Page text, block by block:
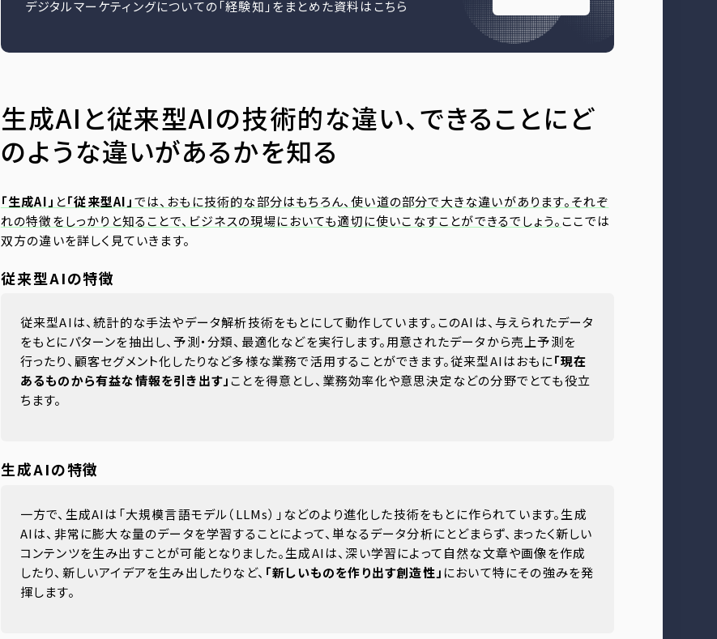
デジタルマーケティングについての「経験知」をまとめた資料はこちら
生成AIと従来型AIの技術的な違い、できることにど
のような違いがあるかを知る
「生成AI」 と「従来型AI」では、おもに技術的な部分はもちろん、使い道の部分で大きな違いがあります。それぞ
れの特徴をしっかりと知ることで、ビジネスの現場においても適切に使いこなすことができるでしょう。ここでは
双方の違いを詳しく見ていきます。
従来型AIの特徴
従来型AIは、統計的な手法やデータ解析技術をもとにして動作しています。このAIは、与えられたデータ
をもとにパターンを抽出し、予測・分類、最適化などを実行します。用意されたデータから売上予測を
行ったり、顧客セグメント化したりなど多様な業務で活用することができます。従来型AIはおもに「現在
あるものから有益な情報を引き出す」ことを得意とし、業務効率化や意思決定などの分野でとても役立
ちます。
生成AIの特徴
一方で、生成AIは「大規模言語モデル（LLMs）」などのより進化した技術をもとに作られています。生成
AIは、非常に膨大な量のデータを学習することによって、単なるデータ分析にとどまらず、まったく新しい
コンテンツを生み出すことが可能となりました。生成AIは、深い学習によって自然な文章や画像を作成
したり、新しいアイデアを生み出したりなど、 「新しいものを作り出す創造性」 において特にその強みを発
揮します。